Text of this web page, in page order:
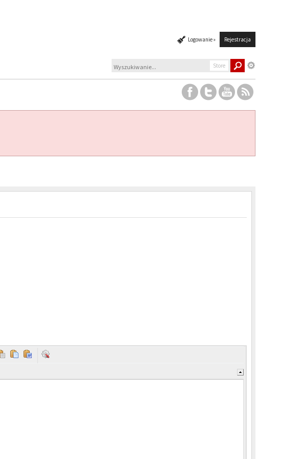
Logowanie » Rejestracja
Store